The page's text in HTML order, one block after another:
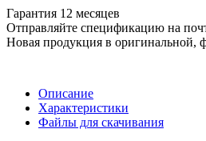
Гарантия 12 месяцев
Отправляйте спецификацию на
Новая продукция в оригинальной,
Описание
Характеристики
Файлы для скачивания